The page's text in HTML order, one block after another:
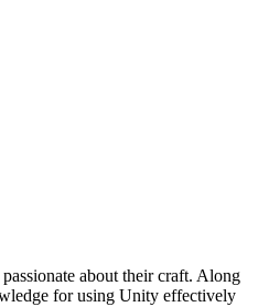
about their craft. Along
for using Unity effectively